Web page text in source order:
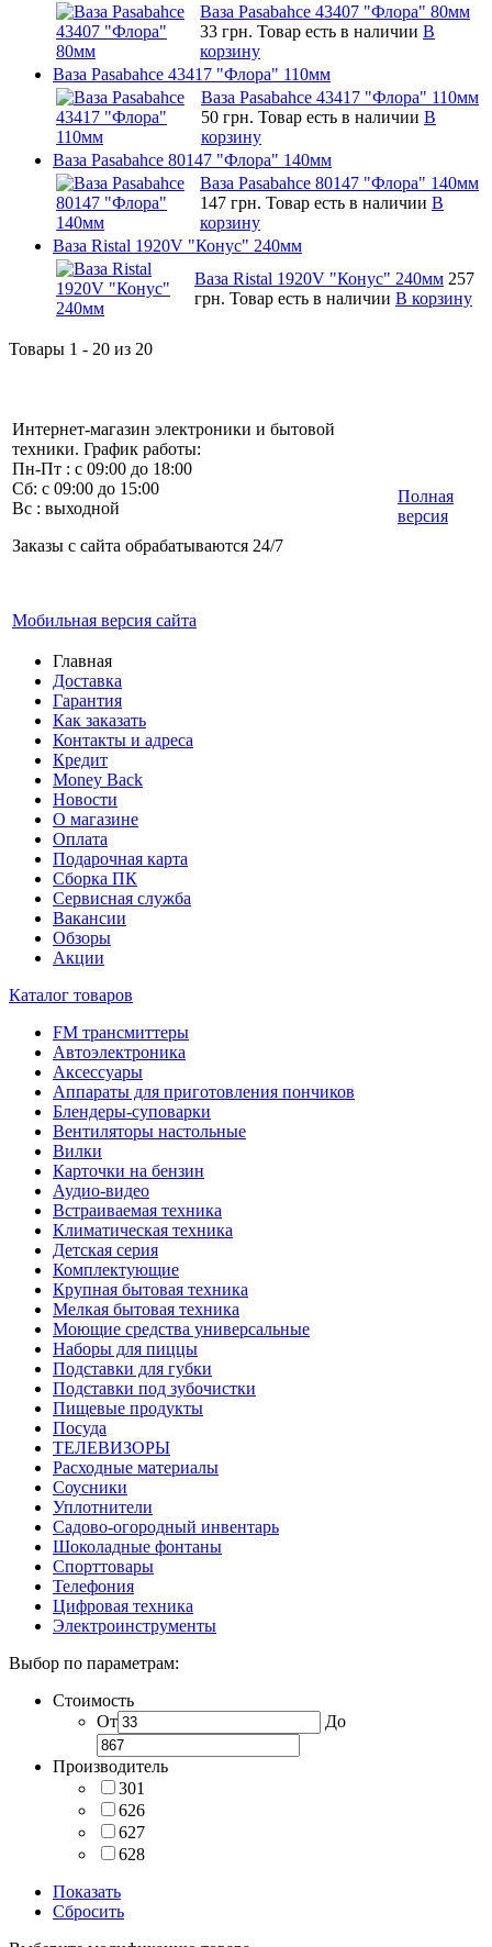
Ваза Pasabahce 43407 "Флора" 80мм
33 грн. Товар есть в наличии В
корзину
Ваза Pasabahce 43417 "Флора" 110мм
Ваза Pasabahce 43417 "Флора" 110мм
50 грн. Товар есть в наличии В
корзину
Ваза Pasabahce 80147 "Флора" 140мм
Ваза Pasabahce 80147 "Флора" 140мм
147 грн. Товар есть в наличии В
корзину
Ваза Ristal 1920V "Конус" 240мм
Ваза Ristal 1920V "Конус" 240мм 257
грн. Товар есть в наличии В корзину
Товары 1 - 20 из 20
Интернет-магазин электроники и бытовой
техники. График работы:
Пн-Пт : с 09:00 до 18:00
Сб: с 09:00 до 15:00
Вс : выходной
Заказы с сайта обрабатываются 24/7
Мобильная версия сайта
Полная
версия
Главная
Доставка
Гарантия
Как заказать
Контакты и адреса
Кредит
Money Back
Новости
О магазине
Оплата
Подарочная карта
Сборка ПК
Сервисная служба
Вакансии
Обзоры
Акции
Каталог товаров
FM трансмиттеры
Автоэлектроника
Аксессуары
Аппараты для приготовления пончиков
Блендеры-суповарки
Вентиляторы настольные
Вилки
Карточки на бензин
Аудио-видео
Встраиваемая техника
Климатическая техника
Детская серия
Комплектующие
Крупная бытовая техника
Мелкая бытовая техника
Моющие средства универсальные
Наборы для пиццы
Подставки для губки
Подставки под зубочистки
Пищевые продукты
Посуда
ТЕЛЕВИЗОРЫ
Расходные материалы
Соусники
Уплотнители
Садово-огородный инвентарь
Шоколадные фонтаны
Спорттовары
Телефония
Цифровая техника
Электроинструменты
Выбор по параметрам:
Стоимость
От
До
Производитель
301
626
627
628
Показать
Сбросить